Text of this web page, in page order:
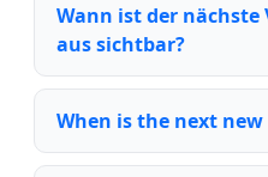
Wann ist der
aus sichtbar?
When is the next